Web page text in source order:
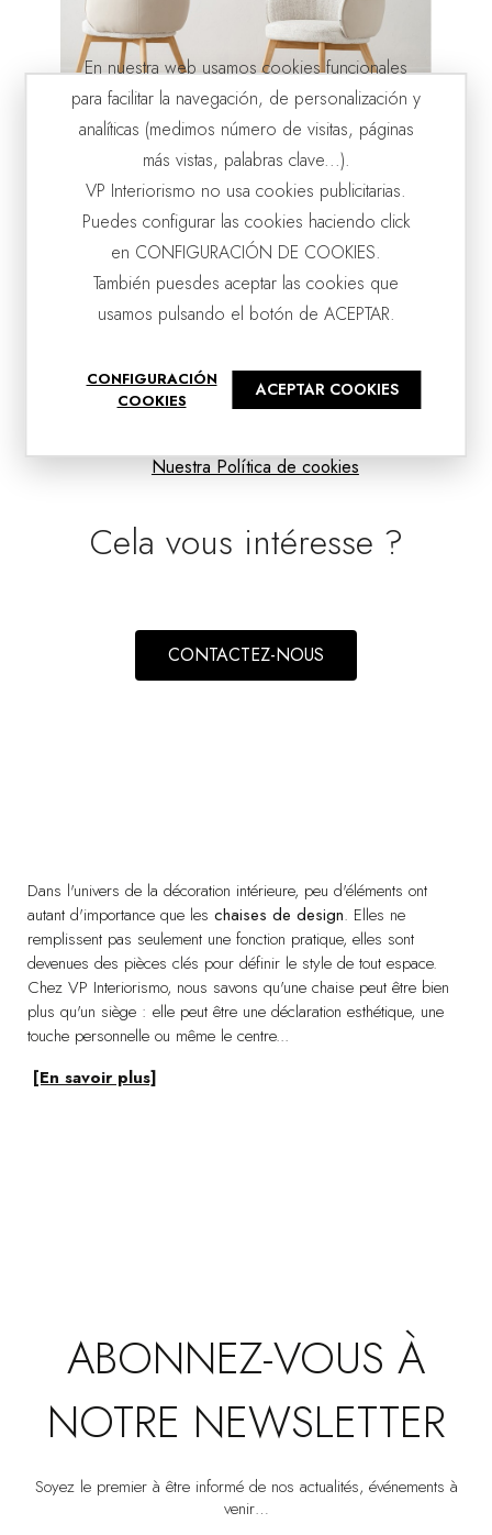
VP | 63x66x84CM
VP | 63x66x84CM
Cela vous intéresse ?
CONTACTEZ-NOUS
Dans l'univers de la décoration intérieure, peu d'éléments ont
autant d'importance que les chaises de design. Elles ne
remplissent pas seulement une fonction pratique, elles sont
devenues des pièces clés pour définir le style de tout espace.
Chez VP Interiorismo, nous savons qu'une chaise peut être bien
plus qu'un siège : elle peut être une déclaration esthétique, une
touche personnelle ou même le centre...
[En savoir plus]
ABONNEZ-VOUS À
NOTRE NEWSLETTER
Soyez le premier à être informé de nos actualités, événements à
venir…
En nuestra web usamos cookies funcionales
para facilitar la navegación, de personalización y
analíticas (medimos número de visitas, páginas
más vistas, palabras clave...).
VP Interiorismo no usa cookies publicitarias.
Puedes configurar las cookies haciendo click
en CONFIGURACIÓN DE COOKIES.
También puesdes aceptar las cookies que
usamos pulsando el botón de ACEPTAR.
CONFIGURACIÓN
COOKIES
ACEPTAR COOKIES
Nuestra Política de cookies